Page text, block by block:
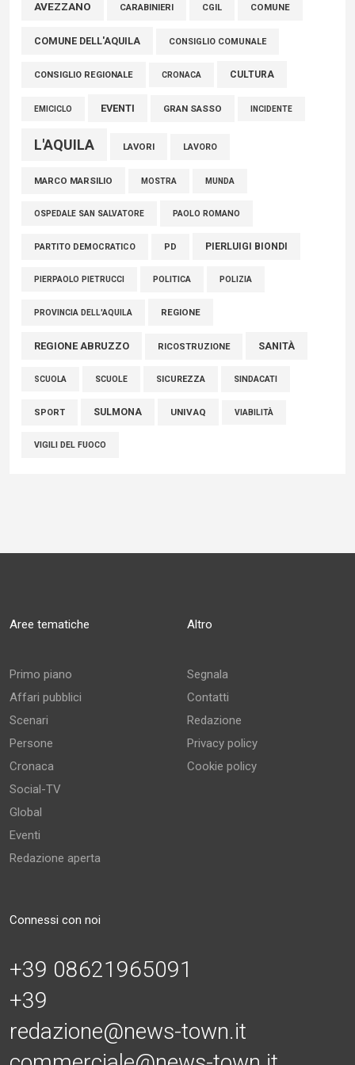
Marcinelle, Verrecchia (FdI): "Un minuto di raccoglimento in
connazionali tra cui molti abruzzesi"
06 Agosto 2026
AVEZZANO CARABINIERI CGIL COMUNE
COMUNE DELL'AQUILA CONSIGLIO COMUNALE
CONSIGLIO REGIONALE CRONACA CULTURA
EMICICLO EVENTI GRAN SASSO INCIDENTE
L'AQUILA LAVORI LAVORO
MARCO MARSILIO MOSTRA MUNDA
OSPEDALE SAN SALVATORE PAOLO ROMANO
PARTITO DEMOCRATICO PD PIERLUIGI BIONDI
PIERPAOLO PIETRUCCI POLITICA POLIZIA
PROVINCIA DELL'AQUILA REGIONE
REGIONE ABRUZZO RICOSTRUZIONE SANITÀ
SCUOLA SCUOLE SICUREZZA SINDACATI
SPORT SULMONA UNIVAQ VIABILITÀ
VIGILI DEL FUOCO
Aree tematiche
Primo piano
Affari pubblici
Scenari
Persone
Cronaca
Social-TV
Global
Eventi
Redazione aperta
Altro
Segnala
Contatti
Redazione
Privacy policy
Cookie policy
Connessi con noi
+39 08621965091
+39
redazione@news-town.it